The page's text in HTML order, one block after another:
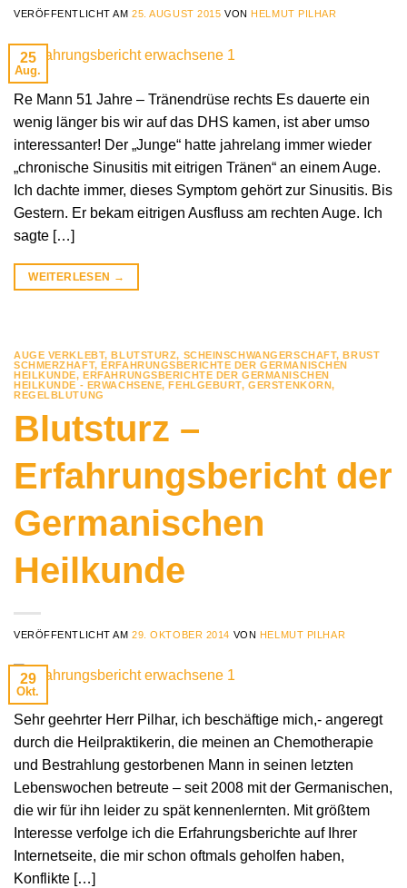
VERÖFFENTLICHT AM25. AUGUST 2015 VON HELMUT PILHAR
25
Aug.
Re Mann 51 Jahre – Tränendrüse rechts Es dauerte ein
wenig länger bis wir auf das DHS kamen, ist aber umso
interessanter! Der „Junge“ hatte jahrelang immer wieder
„chronische Sinusitis mit eitrigen Tränen“ an einem Auge.
Ich dachte immer, dieses Symptom gehört zur Sinusitis. Bis
Gestern. Er bekam eitrigen Ausfluss am rechten Auge. Ich
sagte […]
WEITERLESEN →
AUGE VERKLEBT,BLUTSTURZ, SCHEINSCHWANGERSCHAFT,BRUST
SCHMERZHAFT,ERFAHRUNGSBERICHTE DER GERMANISCHEN
HEILKUNDE,ERFAHRUNGSBERICHTE DER GERMANISCHEN
HEILKUNDE - ERWACHSENE,FEHLGEBURT,GERSTENKORN,
REGELBLUTUNG
Blutsturz –
Erfahrungsbericht der
Germanischen
Heilkunde
VERÖFFENTLICHT AM29. OKTOBER 2014 VON HELMUT PILHAR
29
Okt.
Sehr geehrter Herr Pilhar, ich beschäftige mich,- angeregt
durch die Heilpraktikerin, die meinen an Chemotherapie
und Bestrahlung gestorbenen Mann in seinen letzten
Lebenswochen betreute – seit 2008 mit der Germanischen,
die wir für ihn leider zu spät kennenlernten. Mit größtem
Interesse verfolge ich die Erfahrungsberichte auf Ihrer
Internetseite, die mir schon oftmals geholfen haben,
Konflikte […]